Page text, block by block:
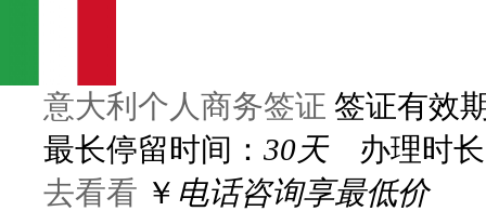
意大利个人商务签证 签证有效
最长停留时间： 30天办理时长
去看看 ￥ 电话咨询享最低价